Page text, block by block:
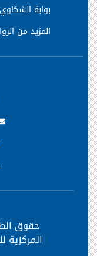
بوابة
المزيد من
حقوق
المركزية